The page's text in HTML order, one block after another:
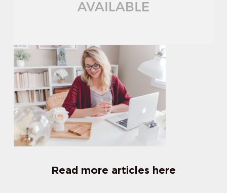
Read more articles here